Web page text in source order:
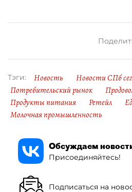
Тэги: Новость Новости СПб
Потребительский рынок
Продукты питания
Ретейл
Молочная промышленность
Обсуждаем
Присоединяйтесь!
Подписаться на